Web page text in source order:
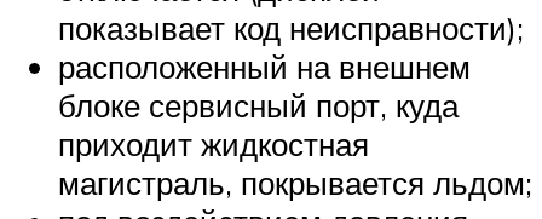
показывает код неисправности);
расположенный на внешнем
блоке сервисный порт, куда
приходит жидкостная
магистраль, покрывается льдом;